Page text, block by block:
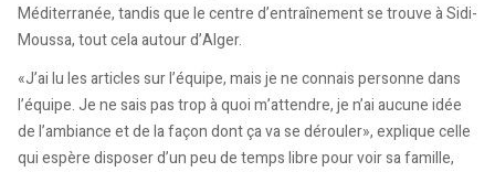
Méditerranée, tandis que le centre d’entraînement se trouve à Sidi-
Moussa, tout cela autour d’Alger.
«J’ai lu les articles sur l’équipe, mais je ne connais personne dans
l’équipe. Je ne sais pas trop à quoi m’attendre, je n’ai aucune idée
de l’ambiance et de la façon dont ça va se dérouler», explique celle
qui espère disposer d’un peu de temps libre pour voir sa famille,